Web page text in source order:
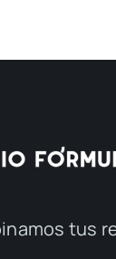
tus